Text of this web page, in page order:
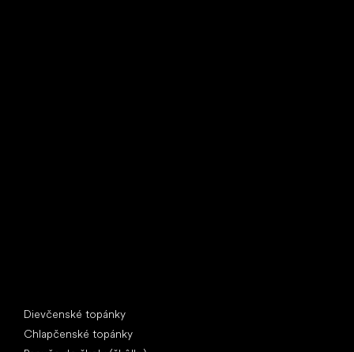
Dievčenské topánky
Chlapčenské topánky